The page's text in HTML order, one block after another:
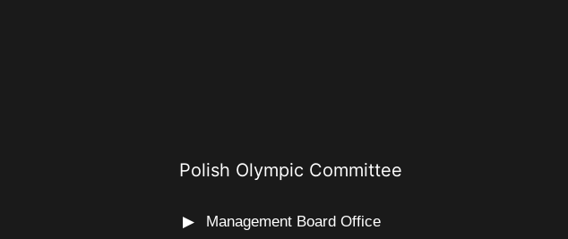
Polish Olympic Committee
Management Board Office